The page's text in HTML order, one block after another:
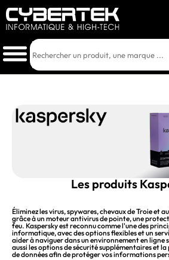
Les produits
Éliminez les virus, spywares, chevaux de Troie et
grâce à un moteur antivirus de pointe, une
feu. Kaspersky est reconnu comme l'une des
informatique, avec des options flexibles et un
aider à naviguer dans un environnement en ligne
aussi les options de sécurité supplémentaires et
de données afin de protéger vos informations